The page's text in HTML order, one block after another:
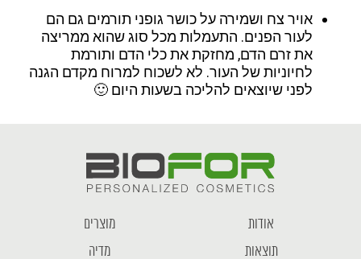
אויר צח ושמירה על כושר גופני תורמים גם הם
לעור הפנים. התעמלות מכל סוג שהוא ממריצה
את זרם הדם, מחזקת את כלי הדם ותורמת
לחיוניות של העור. לא לשכוח למרוח מקדם הגנה
לפני שיוצאים להליכה בשעות היום 🙂
אודות
מוצרים
תוצאות
מדיה